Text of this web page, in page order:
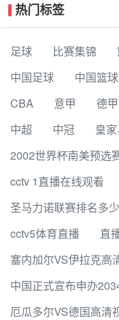
热门标签
足球 比赛集锦
中国足球
中国篮球
CBA
意甲 德甲
中超
中冠 皇
2002世界杯南美预选
cctv 1直播在线观看
圣马力诺联赛排名多
cctv5体育直播
直
塞内加尔VS伊拉克高
中国正式宣布申办
厄瓜多尔VS德国高清